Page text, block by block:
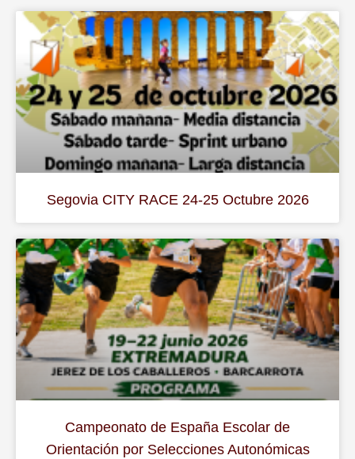
Segovia CITY RACE 24-25 Octubre 2026
Campeonato de España Escolar de
Orientación por Selecciones Autonómicas